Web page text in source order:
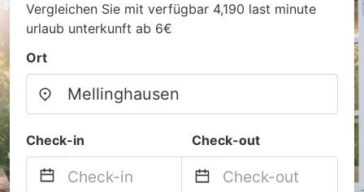
Vergleichen Sie mit verfügbar 4,190 last minute
urlaub unterkunft ab 6€
Ort
Check-in Check-out